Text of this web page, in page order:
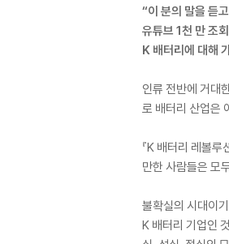
“이 분의 말을 듣
유튜브 1천 만 조
K 배터리에 대해
인류 전반에 거대
로 배터리 산업은
『K 배터리 레볼
만한 사람들은 모
불확실의 시대이
K 배터리 기업인